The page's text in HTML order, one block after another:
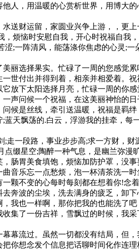
人，用温暖的心赏析世界，用博大
送财运留，家圆业兴争上游，，更
烦恼时安慰自我，开心时祝福自我
;一阵清风，能荡涤你焦虑的心灵;
丽选择果实。忙碌了一周的您感觉
世付出并得到着，相亲并相爱着。
放下太阳选择月亮，忙碌一周的你
声问候一个祝福，在这美丽神怡的日
候是丝线，牵引送温暖，祝福是羁
天飘荡的.白云，浮游我的挂牵，
一段路，事业步步高;求一方财，
缀星空;陶醉一种气息，是幽兰弥漫
肠胃美食填饱，烦恼加防护罩，没
音乐忘一点愁烦，泡一杯清茶洗一
颗不变的心每时每刻都在想着你!念
奔波的尘埃，洗去满身的疲乏，卸
我也一样啊，那你把我的也能洗了吧
集了一份吉祥，雪飘过的时候，我
幕流过。虽然一切都没有结局，但，
你想念发个信息把话聊时间化作连